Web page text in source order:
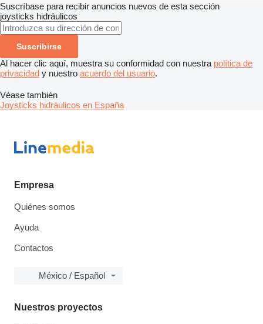
Suscríbase para recibir anuncios nuevos de esta sección
joysticks hidráulicos
Suscribirse
Al hacer clic aquí, muestra su conformidad con nuestra política de
privacidad y nuestro acuerdo del usuario.
Véase también
Joysticks hidráulicos en España
Empresa
Quiénes somos
Ayuda
Contactos
México / Español
Nuestros proyectos